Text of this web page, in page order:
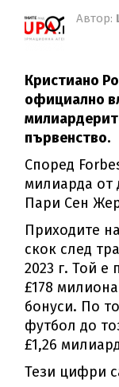
Автор:
Кристиано
официално
първенство.
Според
милиарда от
Пари Сен
Приходите
скок след
2023 г. Той е
£178
бонуси. По
футбол до
£1,26
Тези цифри